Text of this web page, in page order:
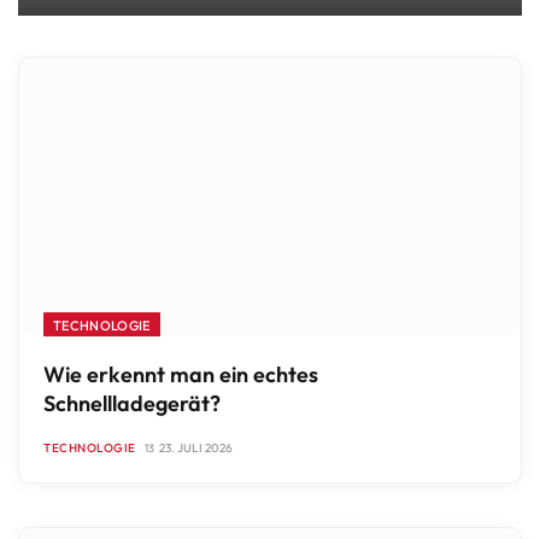
TECHNOLOGIE
Wie erkennt man ein echtes
Schnellladegerät?
TECHNOLOGIE 23. JULI 2026